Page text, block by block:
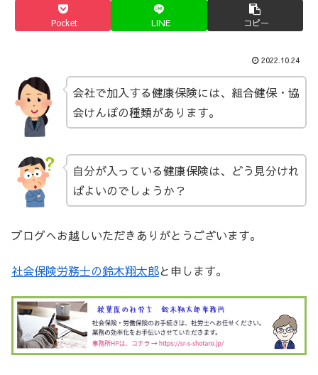
Pocket LINE コピー
2022.10.24
会社で加入する健康保険には、組合健保・協
会けんぽの種類があります。
自分が入っている健康保険は、どう見分けれ
ばよいのでしょうか？
ブログへお越しいただきありがとうございます。
社会保険労務士の鈴木翔太郎と申します。